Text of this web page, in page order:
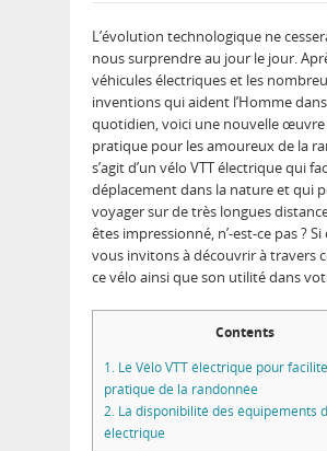
L’évolution technologique ne
nous surprendre au jour le jour.
véhicules électriques et les
inventions qui aident l’Homme
quotidien, voici une nouvelle
pratique pour les amoureux de la
s’agit d’un vélo VTT électrique qui
déplacement dans la nature et qui
voyager sur de très longues
êtes impressionné, n’-est-ce pas ?
vous invitons à découvrir à travers
ce vélo ainsi que son utilité dans
Contents
1. Le Vélo VTT électrique pour
pratique de la randonnée
2. La disponibilité des équipements
électrique